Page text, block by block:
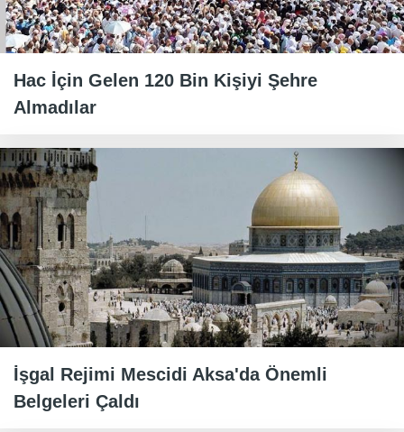
Hac İçin Gelen 120 Bin Kişiyi Şehre
Almadılar
İşgal Rejimi Mescidi Aksa'da Önemli
Belgeleri Çaldı